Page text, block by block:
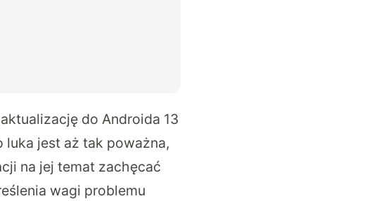
do Androida 13
luka jest aż tak poważna,
na jej temat zachęcać
wagi problemu